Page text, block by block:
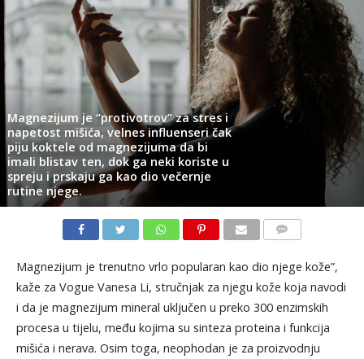
Magnezijum je “protivotrov” za stres i
napetost mišića, velnes influenseri čak
piju koktele od magnezijuma da bi
imali blistav ten, dok ga neki koriste u
spreju i prskaju ga kao dio večernje
rutine njege.
Magnezijum je trenutno vrlo popularan kao dio njege kože”,
kaže za Vogue Vanesa Li, stručnjak za njegu kože koja navodi
i da je magnezijum mineral uključen u preko 300 enzimskih
procesa u tijelu, među kojima su sinteza proteina i funkcija
mišića i nerava. Osim toga, neophodan je za proizvodnju